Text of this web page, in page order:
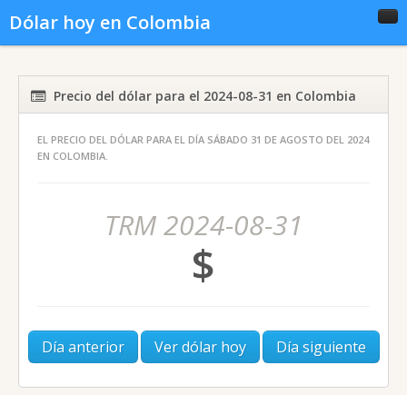
Dólar hoy en Colombia
Noticias del dólar Dólar histórico
Precio del dólar para el 2024-08-31 en Colombia
EL PRECIO DEL DÓLAR PARA EL DÍA SÁBADO 31 DE AGOSTO DEL 2024
EN COLOMBIA.
TRM 2024-08-31
$
Día anterior Ver dólar hoy Día siguiente